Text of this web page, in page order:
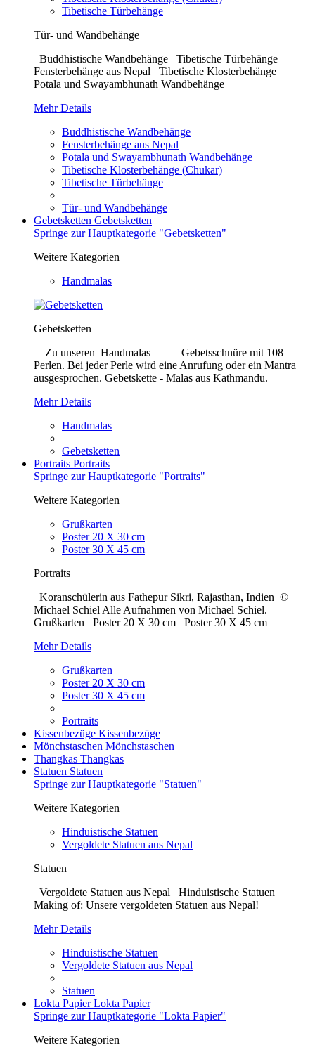
Tibetische Türbehänge
Tür- und Wandbehänge
Buddhistische Wandbehänge Tibetische Türbehänge
Fensterbehänge aus Nepal Tibetische Klosterbehänge
Potala und Swayambhunath Wandbehänge
Mehr Details
Buddhistische Wandbehänge
Fensterbehänge aus Nepal
Potala und Swayambhunath Wandbehänge
Tibetische Klosterbehänge (Chukar)
Tibetische Türbehänge
Tür- und Wandbehänge
Gebetsketten Gebetsketten
Springe zur Hauptkategorie "Gebetsketten"
Weitere Kategorien
Handmalas
Gebetsketten
Zu unseren Handmalas Gebetsschnüre mit 108
Perlen. Bei jeder Perle wird eine Anrufung oder ein Mantra
ausgesprochen. Gebetskette - Malas aus Kathmandu.
Mehr Details
Handmalas
Gebetsketten
Portraits Portraits
Springe zur Hauptkategorie "Portraits"
Weitere Kategorien
Grußkarten
Poster 20 X 30 cm
Poster 30 X 45 cm
Portraits
Koranschülerin aus Fathepur Sikri, Rajasthan, Indien ©
Michael Schiel Alle Aufnahmen von Michael Schiel.
Grußkarten Poster 20 X 30 cm Poster 30 X 45 cm
Mehr Details
Grußkarten
Poster 20 X 30 cm
Poster 30 X 45 cm
Portraits
Kissenbezüge Kissenbezüge
Mönchstaschen Mönchstaschen
Thangkas Thangkas
Statuen Statuen
Springe zur Hauptkategorie "Statuen"
Weitere Kategorien
Hinduistische Statuen
Vergoldete Statuen aus Nepal
Statuen
Vergoldete Statuen aus Nepal Hinduistische Statuen
Making of: Unsere vergoldeten Statuen aus Nepal!
Mehr Details
Hinduistische Statuen
Vergoldete Statuen aus Nepal
Statuen
Lokta PapierLokta Papier
Springe zur Hauptkategorie "Lokta Papier"
Weitere Kategorien